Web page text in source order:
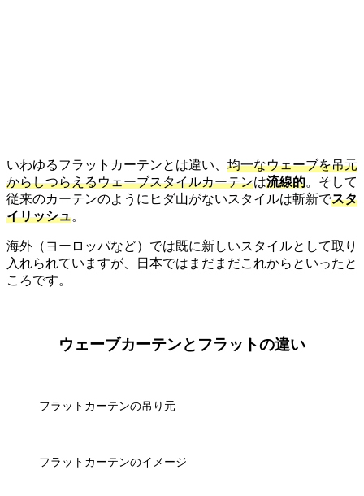
いわゆるフラットカーテンとは違い、 均一なウェーブを吊元
からしつらえるウェーブスタイルカーテンは流線的。そして
従来のカーテンのようにヒダ山がないスタイルは斬新でスタ
イリッシュ。
海外（ヨーロッパなど）では既に新しいスタイルとして取り
入れられていますが、日本ではまだまだこれからといったと
ころです。
ウェーブカーテンとフラットの違い
フラットカーテンの吊り元
フラットカーテンのイメージ